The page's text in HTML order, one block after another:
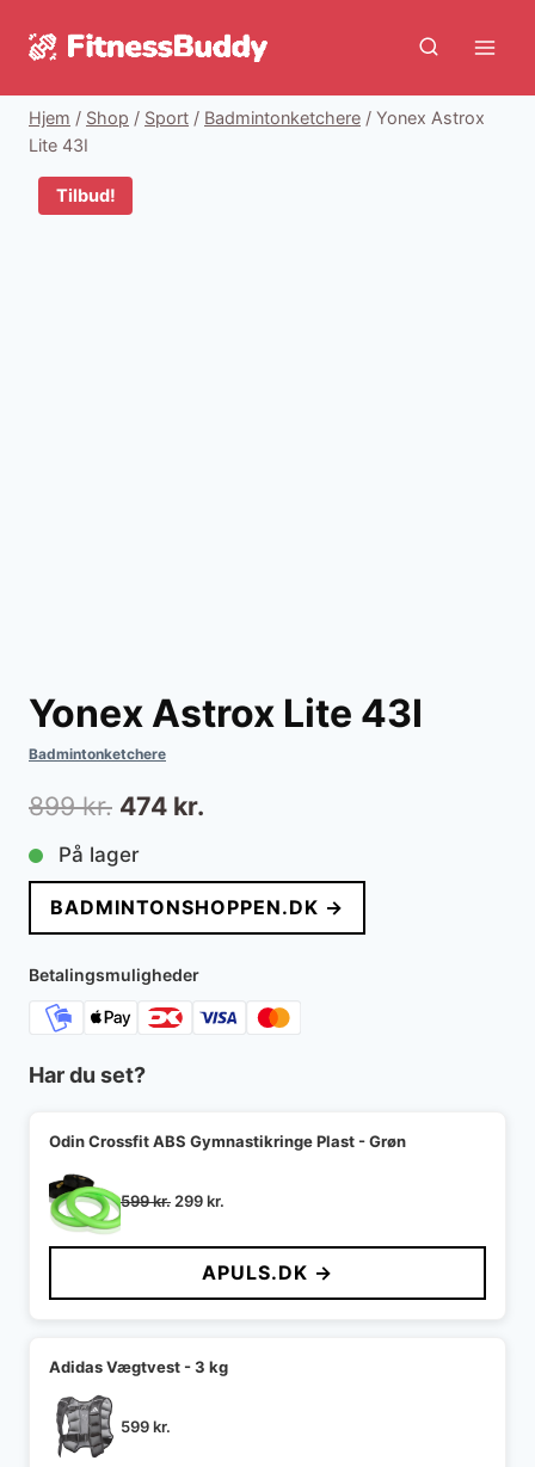
Hjem / Shop / Sport / Badmintonketchere / Yonex Astrox
Lite 43I
Tilbud!
Yonex Astrox Lite 43I
Badmintonketchere
899kr. Den
oprindelige
pris
var:
899 kr..
474 kr.
pris
er:
På lager
BADMINTONSHOPPEN.DK →
Betalingsmuligheder
Har du set?
Odin Crossfit ABS Gymnastikringe Plast - Grøn
599kr. Den
pris
599 kr..
299kr.
pris
er:
299 kr..
APULS.DK →
Adidas Vægtvest - 3 kg
599kr.